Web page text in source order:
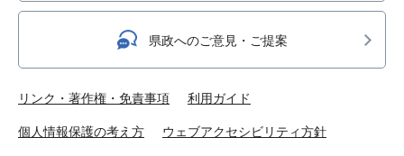
県政へのご意見・ご提案
リンク・著作権・免責事項 利用ガイド
個人情報保護の考え方 ウェブアクセシビリティ方針